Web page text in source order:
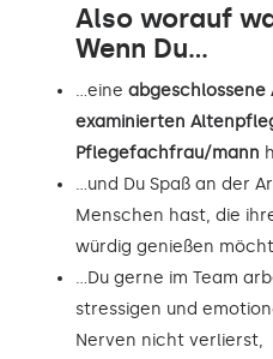
Also worauf
Wenn Du...
…eine abgeschlossene
examinierten
Pflegefachfrau/mann
…und Du Spaß an der
Menschen hast, die
würdig genießen
…Du gerne im Team
stressigen und
Nerven nicht verlierst,